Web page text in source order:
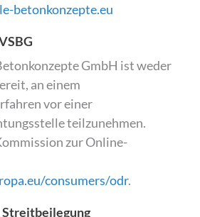
betonkonzepte.eu
GmbH ist weder
an einem
vor einer
teilzunehmen.
zur Online-
consumers/odr.